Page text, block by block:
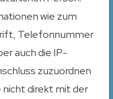
wie zum
Telefonnummer
auch die IP-
zuzuordnen
direkt mit der